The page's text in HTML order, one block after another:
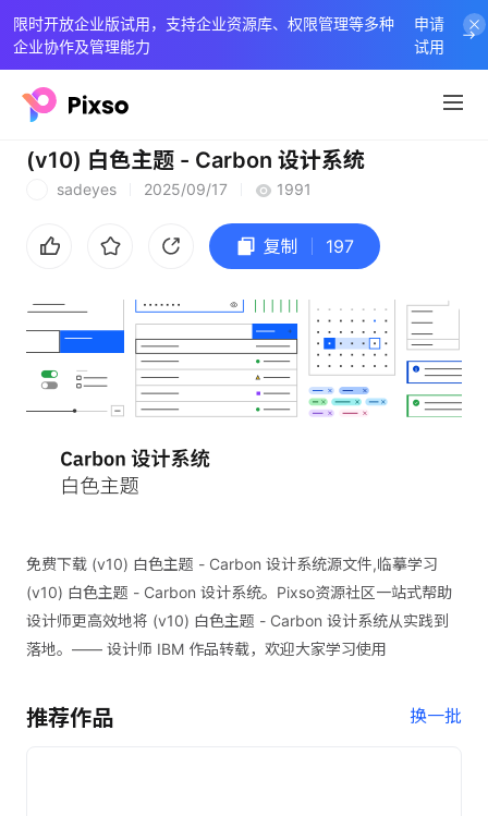
限时开放企业版试用，支持企业资源库、权限管理等多种
企业协作及管理能力
申请
试用
(v10) 白色主题 - Carbon 设计系统
sadeyes 2025/09/17 1991
复制 197
免费下载 (v10) 白色主题 - Carbon 设计系统源文件,临摹学习
(v10) 白色主题 - Carbon 设计系统。Pixso资源社区一站式帮助
设计师更高效地将 (v10) 白色主题 - Carbon 设计系统从实践到
落地。—— 设计师 IBM 作品转载，欢迎大家学习使用
推荐作品 换一批